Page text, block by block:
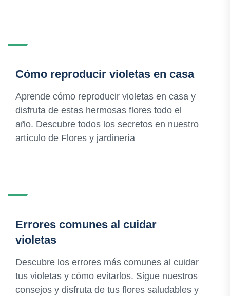
Cómo reproducir violetas en casa
Aprende cómo reproducir violetas en casa y
disfruta de estas hermosas flores todo el
año. Descubre todos los secretos en nuestro
artículo de Flores y jardinería
Errores comunes al cuidar
violetas
Descubre los errores más comunes al cuidar
tus violetas y cómo evitarlos. Sigue nuestros
consejos y disfruta de tus flores saludables y